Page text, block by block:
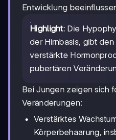
Entwicklung
Highlight: Die
der Hirnbasis, gibt
verstärkte
pubertären
Bei Jungen zeigen sich
Veränderungen:
Verstärktes
Körperbehaarung,